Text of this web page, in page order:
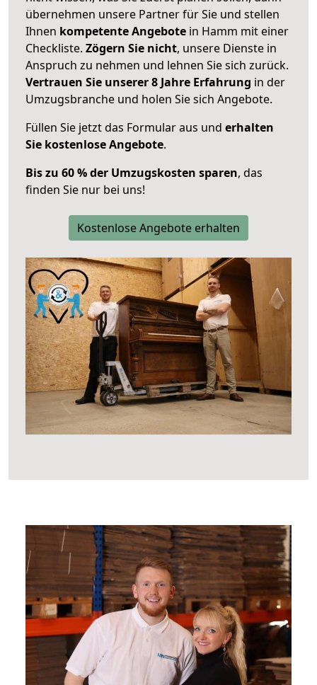
übernehmen unsere Partner für Sie und stellen
Ihnen kompetente Angebote in Hamm mit einer
Checkliste. Zögern Sie nicht, unsere Dienste in
Anspruch zu nehmen und lehnen Sie sich zurück.
Vertrauen Sie unserer 8 Jahre Erfahrung in der
Umzugsbranche und holen Sie sich Angebote.
Füllen Sie jetzt das Formular aus und erhalten
Sie kostenlose Angebote.
Bis zu 60 % der Umzugskosten sparen, das
finden Sie nur bei uns!
Kostenlose Angebote erhalten